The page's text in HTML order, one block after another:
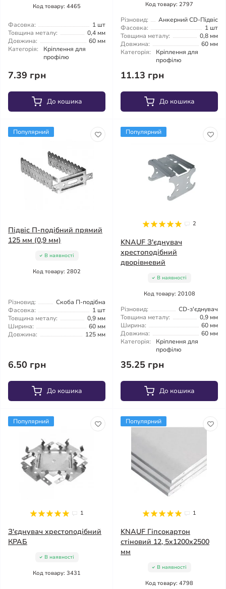
Код товару: 4465
Фасовка:
1 шт
Товщина металу:
0,4 мм
Довжина:
60 мм
Категорія:
Кріплення для
профілю
7.39 грн
До кошика
Код товару: 2797
Різновид:
Анкерний CD-Підвіс
Фасовка:
1 шт
Товщина металу:
0,8 мм
Довжина:
60 мм
Категорія:
Кріплення для
профілю
11.13 грн
До кошика
Популярний
Підвіс П-подібний прямий
125 мм (0,9 мм)
В наявності
Код товару: 2802
Різновид:
Скоба П-подібна
Фасовка:
1 шт
Товщина металу:
0,9 мм
Ширина:
60 мм
Довжина:
125 мм
6.50 грн
До кошика
Популярний
2
KNAUF З'єднувач
хрестоподібний
дворівневий
В наявності
Код товару: 20108
Різновид:
CD-з'єднувач
Товщина металу:
0,9 мм
Ширина:
60 мм
Довжина:
60 мм
Категорія:
Кріплення для
профілю
35.25 грн
До кошика
Популярний
1
З'єднувач хрестоподібний
КРАБ
В наявності
Код товару: 3431
Популярний
1
KNAUF Гіпсокартон
стіновий 12, 5x1200x2500
мм
В наявності
Код товару: 4798